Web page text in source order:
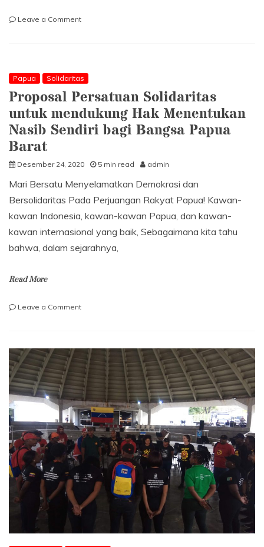
Leave a Commenton
Mengambil
Mereka
yang
Menerima
Sedikit
banyak
Papua Solidaritas
Proposal Persatuan Solidaritas
untuk mendukung Hak Menentukan
Nasib Sendiri bagi Bangsa Papua
Barat
Desember 24, 2020 5 min read admin
Mari Bersatu Menyelamatkan Demokrasi dan
Bersolidaritas Pada Perjuangan Rakyat Papua! Kawan-
kawan Indonesia, kawan-kawan Papua, dan kawan-
kawan internasional yang baik, Sebagaimana kita tahu
bahwa, dalam sejarahnya,
Read More
Leave a Commenton
untuk
mendukung
Hak
Menentukan
Nasib
Sendiri
bagi
Bangsa
Papua
Barat